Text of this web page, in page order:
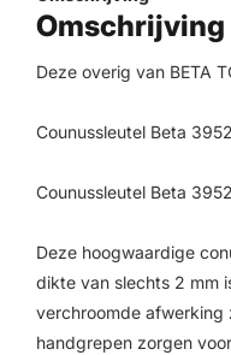
Omschrijving
Deze overig van BETA
Counussleutel Beta
Counussleutel Beta
Deze hoogwaardige
dikte van slechts 2 mm
verchroomde afwerking
handgrepen zorgen